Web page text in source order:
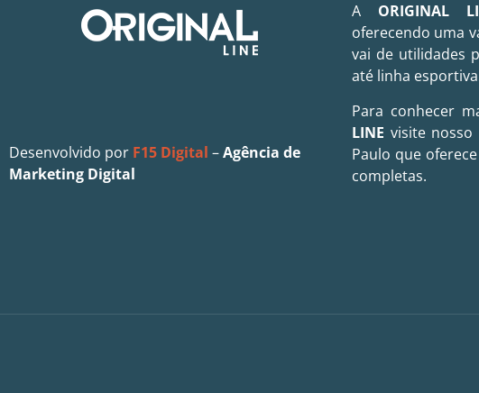
Desenvolvido por F15 Digital –Agência de
Marketing Digital
A ORIGINAL
oferecendo uma
vai de utilidades
até linha
Para conhecer
LINE visite
Paulo que
completas.